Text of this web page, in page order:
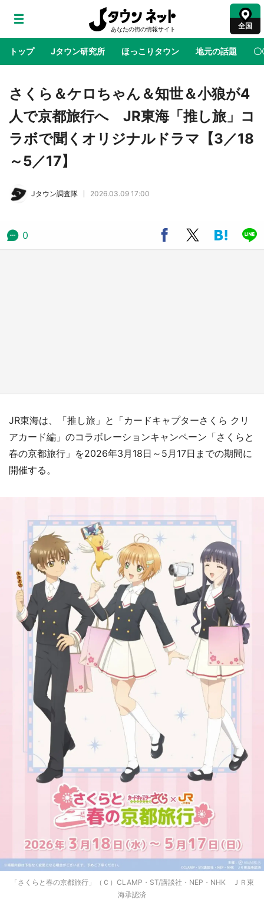
全国
トップ Jタウン研究所 ほっこりタウン 地元の話題 〇
地域×二次元 絶景 あの時はありがとう 物語がはじ
鳥取・境港「ゲゲゲの妖怪楽園」限定だった鬼
太郎グッズ買える 銀座・博品館TOY PARKへ
公式プロモ動画で「聖地」が生産されてます
『薬屋のひとりごと』の〝舞〟の世界に入り込
む 六本木ヒルズ展望台でコラボ、本邦初公開
さくら＆ケロちゃん＆知世＆小狼が4
人で京都旅行へ JR東海「推し旅」コ
ラボで聞くオリジナルドラマ【3／18
～5／17】
Jタウン調査隊 2026.03.09 17:00
0
JR東海は、「推し旅」と「カードキャプターさくら クリ
アカード編」のコラボレーションキャンペーン「さくらと
春の京都旅行」を2026年3月18日～5月17日までの期間に
開催する。
「さくらと春の京都旅行」（Ｃ）CLAMP・ST/講談社・NEP・NHK ＪＲ東
海承認済